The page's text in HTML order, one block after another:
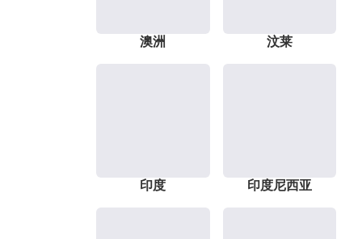
澳洲 汶莱
印度 印度尼西亚